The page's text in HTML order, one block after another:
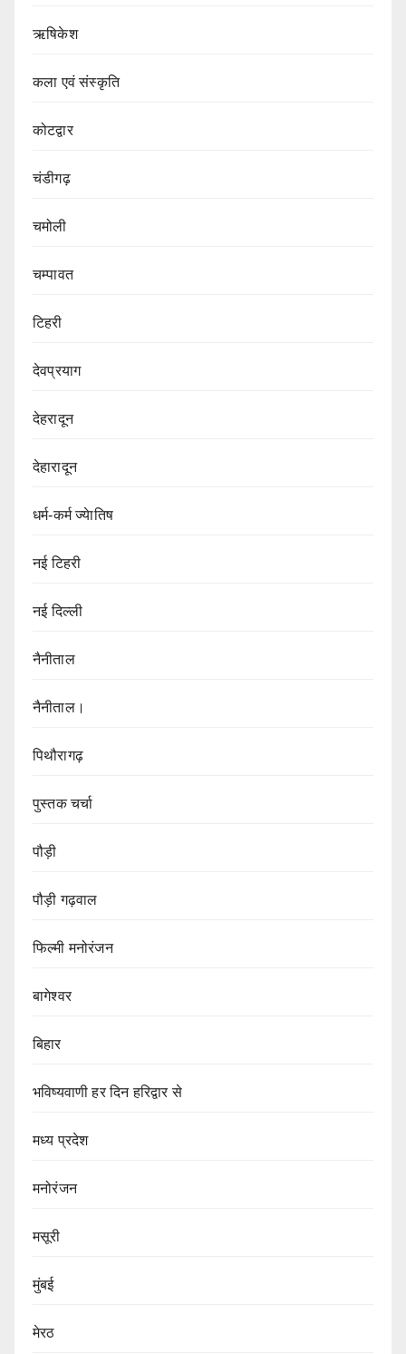
ऋषिकेश
कला एवं संस्कृति
कोटद्वार
चंडीगढ़
चमोली
चम्पावत
टिहरी
देवप्रयाग
देहरादून
देहारादून
धर्म-कर्म ज्येातिष
नई टिहरी
नई दिल्ली
नैनीताल
नैनीताल।
पिथौरागढ़
पुस्तक चर्चा
पौड़ी
पौड़ी गढ़वाल
फिल्मी मनोरंजन
बागेश्वर
बिहार
भविष्यवाणी हर दिन हरिद्वार से
मध्य प्रदेश
मनोरंजन
मसूरी
मुंबई
मेरठ